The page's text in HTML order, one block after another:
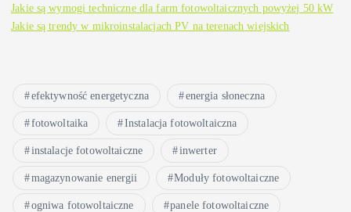
Jakie są wymogi techniczne dla farm fotowoltaicznych powyżej 50 kW
Jakie są trendy w mikroinstalacjach PV na terenach wiejskich
efektywność energetyczna energia słoneczna
fotowoltaika Instalacja fotowoltaiczna
instalacje fotowoltaiczne inwerter
magazynowanie energii Moduły fotowoltaiczne
ogniwa fotowoltaiczne panele fotowoltaiczne